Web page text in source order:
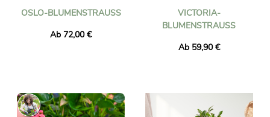
OSLO-BLUMENSTRAUSS
Ab 72,00 €
VICTORIA-
BLUMENSTRAUSS
Ab 59,90 €